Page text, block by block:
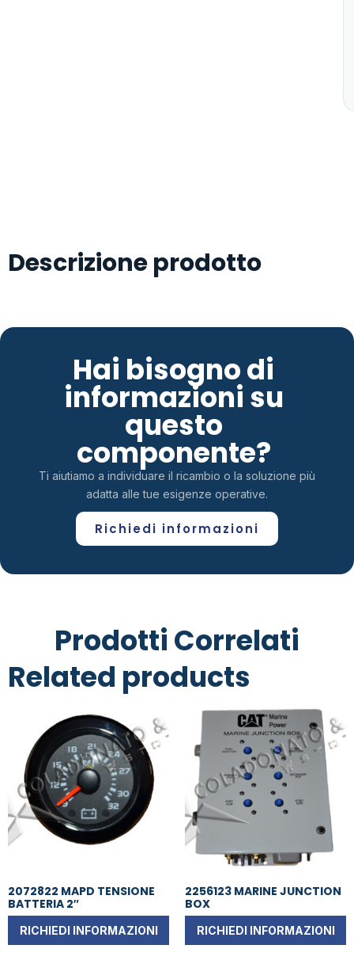
Descrizione prodotto
Hai bisogno di
informazioni su
questo
componente?
Ti aiutiamo a individuare il ricambio o la soluzione più
adatta alle tue esigenze operative.
Richiedi informazioni
Prodotti Correlati
Related products
2072822 MAPD TENSIONE
BATTERIA 2″
RICHIEDI INFORMAZIONI
2256123 MARINE JUNCTION
BOX
RICHIEDI INFORMAZIONI